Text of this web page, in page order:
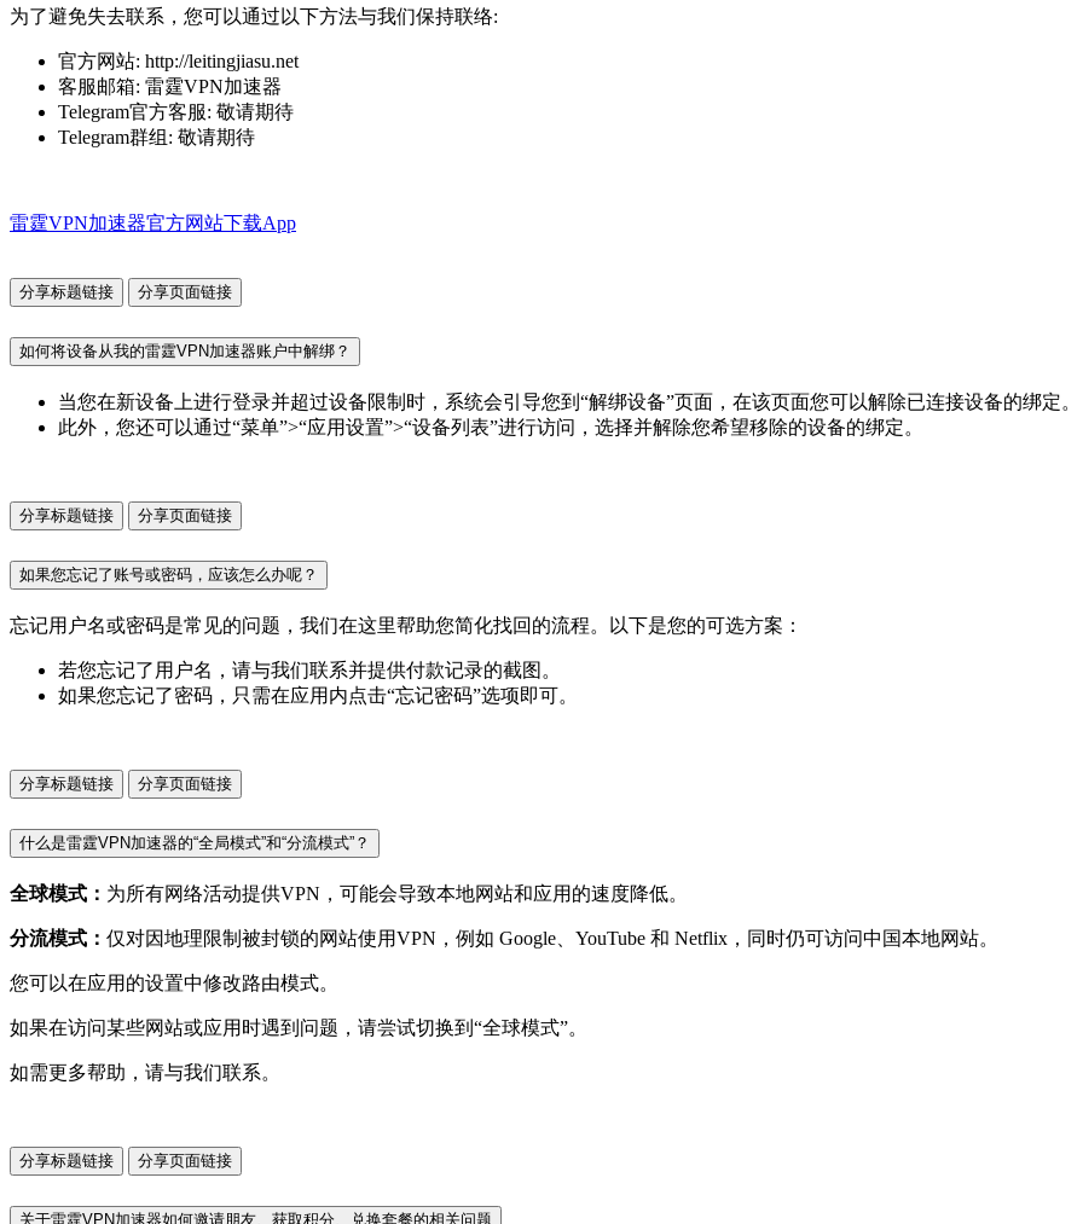
为了避免失去联系，您可以通过以下方法与我们保持联络:
官方网站: http://leitingjiasu.net
客服邮箱: 雷霆VPN加速器
Telegram官方客服: 敬请期待
Telegram群组: 敬请期待
雷霆VPN加速器官方网站下载App
分享标题链接 分享页面链接
如何将设备从我的雷霆VPN加速器账户中解绑？
当您在新设备上进行登录并超过设备限制时，系统会引导您到“解绑设备”页面，在该页面您可以解除已连接设备的绑定。
此外，您还可以通过“菜单”>“应用设置”>“设备列表”进行访问，选择并解除您希望移除的设备的绑定。
分享标题链接 分享页面链接
如果您忘记了账号或密码，应该怎么办呢？
忘记用户名或密码是常见的问题，我们在这里帮助您简化找回的流程。以下是您的可选方案：
若您忘记了用户名，请与我们联系并提供付款记录的截图。
如果您忘记了密码，只需在应用内点击“忘记密码”选项即可。
分享标题链接 分享页面链接
什么是雷霆VPN加速器的“全局模式”和“分流模式”？
全球模式： 为所有网络活动提供VPN，可能会导致本地网站和应用的速度降低。
分流模式： 仅对因地理限制被封锁的网站使用VPN，例如 Google、YouTube 和 Netflix，同时仍可访问中国本地网站。
您可以在应用的设置中修改路由模式。
如果在访问某些网站或应用时遇到问题，请尝试切换到“全球模式”。
如需更多帮助，请与我们联系。
分享标题链接 分享页面链接
关于雷霆VPN加速器如何邀请朋友、获取积分、兑换套餐的相关问题